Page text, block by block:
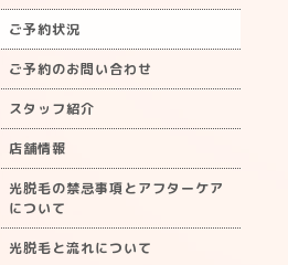
ご予約状況
ご予約のお問い合わせ
スタッフ紹介
店舗情報
光脱毛の禁忌事項とアフターケア
について
光脱毛と流れについて